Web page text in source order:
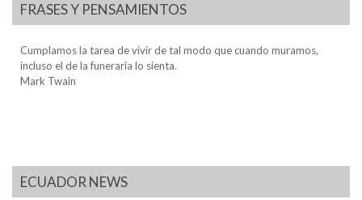
FRASES Y PENSAMIENTOS
Cumplamos la tarea de vivir de tal modo que cuando muramos,
incluso el de la funeraria lo sienta.
Mark Twain
ECUADOR NEWS